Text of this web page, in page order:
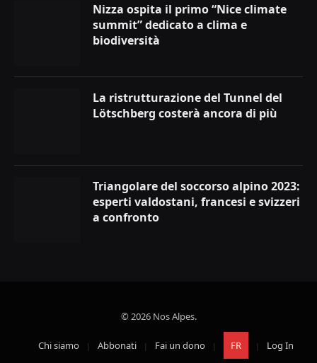
Nizza ospita il primo “Nice climate
summit” dedicato a clima e
biodiversità
La ristrutturazione del Tunnel del
Lötschberg costerà ancora di più
Triangolare del soccorso alpino 2023:
esperti valdostani, francesi e svizzeri
a confronto
© 2026 Nos Alpes.
Chi siamo Abbonati Fai un dono FR Log In